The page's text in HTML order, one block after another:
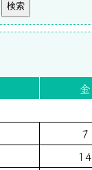
検索
金
7
14